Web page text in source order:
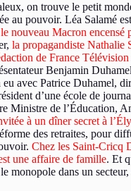
on trouve le petit
au pouvoir. Léa Salamé
le nouveau Macron encensé
la propagandiste Nathalie
de France Télévision
Benjamin
avec Patrice Duhamel,
d’une école de
Ministre de l’Éducation,
à un dîner secret à
des retraites, pour
Chez les Saint-Cricq
une affaire de famille. Et
monopole dans un